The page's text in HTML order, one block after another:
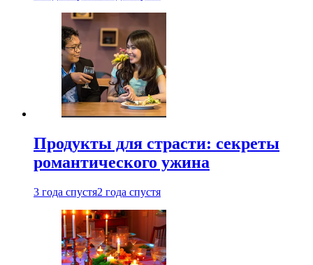
Продукты для страсти: секреты
романтического ужина
3 года спустя2 года спустя